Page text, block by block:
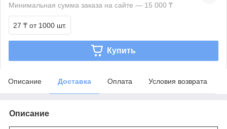
Минимальная сумма заказа на сайте — 15 000 ₸
27 ₸ от 1000 шт.
Купить
Описание Доставка Оплата Условия возврата
Описание